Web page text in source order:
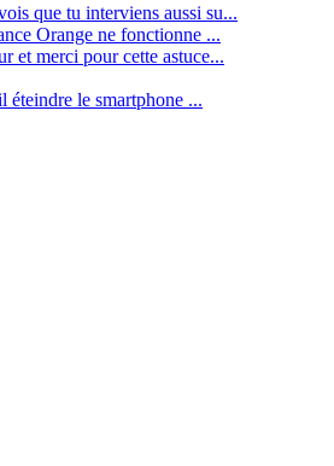
que tu interviens aussi su...
Orange ne fonctionne ...
et merci pour cette astuce...
éteindre le smartphone ...